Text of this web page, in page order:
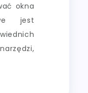
okna
jest